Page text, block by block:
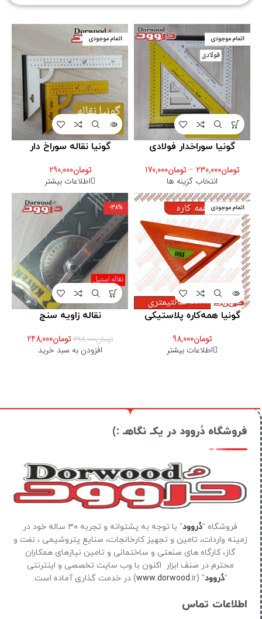
اتمام موجودی
گونیا سوراخدار فولادی
تومان230,000
– تومان170,000
انتخاب گزینه ها
اتمام موجودی
گونیا نقاله سوراخ دار
تومان290,000
اطلاعات بیشتر
اتمام موجودی
گونیا همه‌کاره پلاستیکی
تومان98,000
اطلاعات بیشتر
-38%
نقاله زاویه سنج
تومان398,000 تومان248,000
افزودن به سبد خرید
فروشگاه دُروود در یکـ نگاهـ :)
فروشگاه “دُروود
” با توجه به پشتوانه و تجربه ۳۰ ساله خود در
زمینه واردات، تامین و تجهیز کارخانجات، صنایع پتروشیمی ، نفت و
گاز، کارگاه های صنعتی و ساختمانی و تامین نیازهای همکاران
محترم در صنف ابزار اکنون با وب سایت تخصصی و اینترنتی
“دُروود” (
www.dorwood.ir) در خدمت گذاری آماده است.
اطلاعات تماس